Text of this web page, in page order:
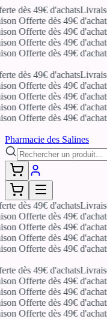
dès 49€ d'achats
Offerte dès 49€
Offerte dès 49€
Offerte dès 49€
Offerte dès 49€
dès 49€ d'achats
Offerte dès 49€
Offerte dès 49€
Offerte dès 49€
Offerte dès 49€
Pharmacie des Salines
dès 49€ d'achats
Offerte dès 49€
Offerte dès 49€
Offerte dès 49€
Offerte dès 49€
dès 49€ d'achats
Offerte dès 49€
Offerte dès 49€
Offerte dès 49€
Offerte dès 49€